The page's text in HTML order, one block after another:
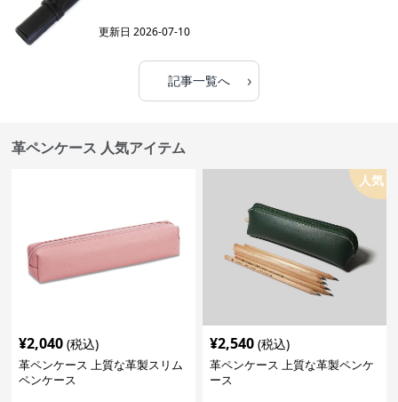
更新日2026-07-10
記事一覧へ ›
革ペンケース 人気アイテム
¥2,040 (税込)
革ペンケース 上質な革製スリム
ペンケース
人気
¥2,540 (税込)
革ペンケース 上質な革製ペンケ
ース